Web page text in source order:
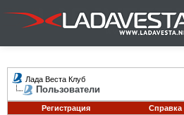
Лада Веста Клуб
Пользователи
Регистрация Справка